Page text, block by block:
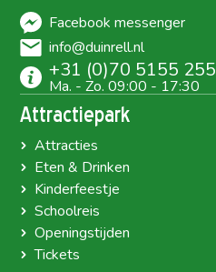
Facebook messenger
info@duinrell.nl
+31 (0)70 5155 255
Ma. - Zo. 09:00 - 17:30
Attractiepark
Attracties
Eten & Drinken
Kinderfeestje
Schoolreis
Openingstijden
Tickets